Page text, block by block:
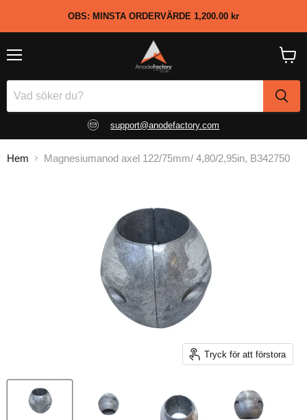
OBS: MINSTA ORDERVÄRDE 1,200.00 kr
support@anodefactory.com
Hem Magnesiumanod axel 122/75mm/ 4,80/2,95in, B342750
Tryck för att förstora